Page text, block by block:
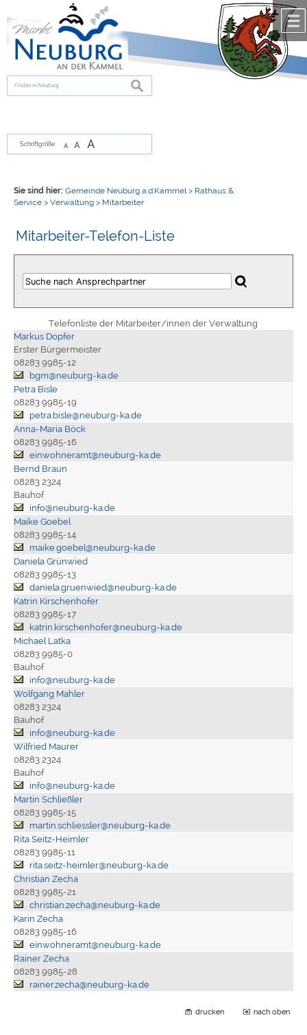
zur Navigationoder
springen.
suchen
Schriftgröße A A A
Sie sind hier: Gemeinde Neuburg a.d.Kammel > Rathaus &
Service> Verwaltung> Mitarbeiter
Mitarbeiter-Telefon-Liste
Telefonliste der Mitarbeiter/innen der Verwaltung
Markus Dopfer
Erster Bürgermeister
08283 9985-12
bgm@neuburg-ka.de
Petra Bisle
08283 9985-19
petra.bisle@neuburg-ka.de
Anna-Maria Böck
08283 9985-16
einwohneramt@neuburg-ka.de
Bernd Braun
08283 2324
Bauhof
info@neuburg-ka.de
Maike Goebel
08283 9985-14
maike.goebel@neuburg-ka.de
Daniela Grünwied
08283 9985-13
daniela.gruenwied@neuburg-ka.de
Katrin Kirschenhofer
08283 9985-17
katrin.kirschenhofer@neuburg-ka.de
Michael Latka
08283 9985-0
Bauhof
info@neuburg-ka.de
Wolfgang Mahler
08283 2324
Bauhof
info@neuburg-ka.de
Wilfried Maurer
08283 2324
Bauhof
info@neuburg-ka.de
Martin Schließler
08283 9985-15
martin.schliessler@neuburg-ka.de
Rita Seitz-Heimler
08283 9985-11
rita.seitz-heimler@neuburg-ka.de
Christian Zecha
08283 9985-21
christian.zecha@neuburg-ka.de
Karin Zecha
08283 9985-16
einwohneramt@neuburg-ka.de
Rainer Zecha
08283 9985-28
rainer.zecha@neuburg-ka.de
drucken nach oben